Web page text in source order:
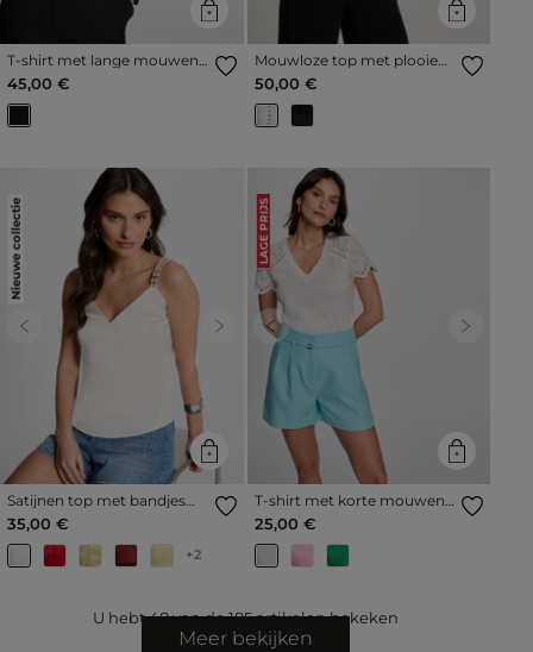
T-shirt met lange mouwen
en kant zwart vrouw
45,00 €
Mouwloze top met plooien
helder wit vrouw
50,00 €
Nieuwe collectie
Previous Next
Satijnen top met bandjes
ivoor vrouw
35,00 €
+2
LAGE PRIJS
Previous Next
T-shirt met korte mouwen
helder wit vrouw
25,00 €
U hebt48van de185artikelen bekeken
Meer bekijken